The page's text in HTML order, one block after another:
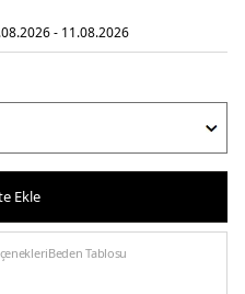
- 11.08.2026
Ekle
Beden Tablosu